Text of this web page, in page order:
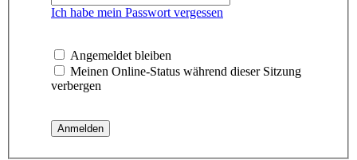
Ich habe mein Passwort vergessen
Angemeldet bleiben
Meinen Online-Status während dieser Sitzung
verbergen